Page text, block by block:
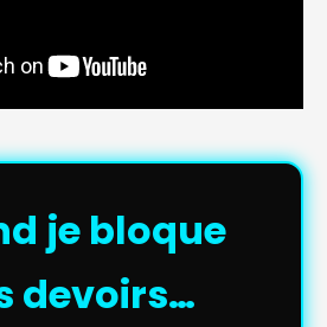
je bloque
devoirs…